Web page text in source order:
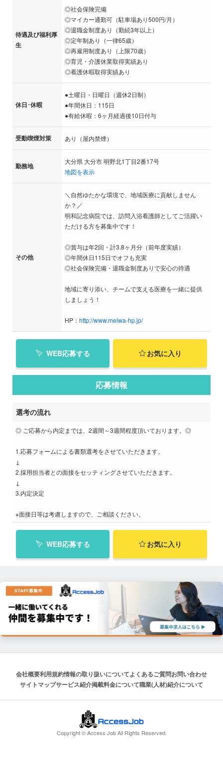
待遇及び福利厚
生
◎社会保険完備
◎マイカー通勤可（駐車場あり500円/月）
◎退職金制度あり（勤続3年以上）
◎定年制あり（一律65歳）
◎再雇用制度あり（上限70歳）
◎育児・介護休業取得実績あり
◎看護休暇取得実績あり
休日･休暇
●土曜日・日曜日（週休2日制）
●年間休日：115日
●有給休暇：6ヶ月経過後10日付与
受動喫煙対策 あり（屋内禁煙）
勤務地
大分県 大分市 明野北1丁目2番17号
地図を表示
その他
＼自然ゆたかな環境で、地域医療に貢献しません
か？／
明和記念病院では、訪問入浴看護師としてご活躍い
ただける方を募集中です！
◎賞与は年2回・計3.8ヶ月分（前年度実績）
◎年間休日115日でオフも充実
◎社会保険完備・退職金制度ありで安心の待遇
地域に寄り添い、チームで支える医療を一緒に提供
しましょう！
HP： http://www.meiwa-hp.jp/
WEB応募する お気に入り
応募情報
選考の流れ
◎ ご応募から内定までは、2週間～3週間程度頂いております。◎
1.応募フォームによる書類選考をさせていただきます。
↓
2.採用担当者との面接をセッティングさせていただきます。
↓
3.内定決定
※面接日等は考慮しますので、ご相談ください。
WEB応募する お気に入り
会社概要利用規約情報の取り扱いについてよくあるご質問お問い合わせ
サイトマップサービス紹介掲載料金について職業(人材)紹介について
Copyright © Access Job All Rights Reserved.